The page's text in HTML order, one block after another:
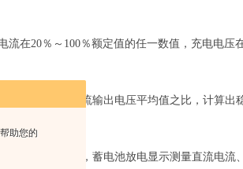
助您的
在20％～100％额定值的任一数值，充电电压
的一半，与直流输出电压平均值之比，计算出
蓄电池的电压，蓄电池放电显示测量直流电流